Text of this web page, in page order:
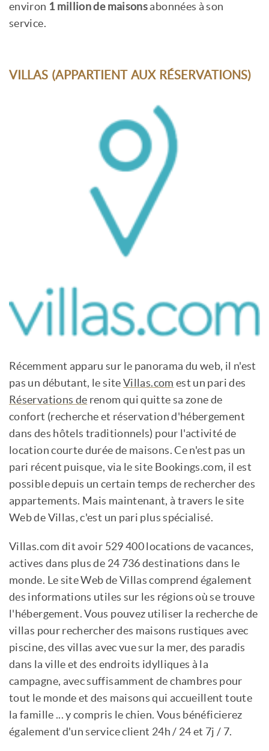
environ 1 million de maisons abonnées à son
service.
VILLAS (APPARTIENT AUX RÉSERVATIONS)
Récemment apparu sur le panorama du web, il n'est
pas un débutant, le site Villas.com est un pari des
Réservations de renom qui quitte sa zone de
confort (recherche et réservation d'hébergement
dans des hôtels traditionnels) pour l'activité de
location courte durée de maisons. Ce n'est pas un
pari récent puisque, via le site Bookings.com, il est
possible depuis un certain temps de rechercher des
appartements. Mais maintenant, à travers le site
Web de Villas, c'est un pari plus spécialisé.
Villas.com dit avoir 529 400 locations de vacances,
actives dans plus de 24 736 destinations dans le
monde. Le site Web de Villas comprend également
des informations utiles sur les régions où se trouve
l'hébergement. Vous pouvez utiliser la recherche de
villas pour rechercher des maisons rustiques avec
piscine, des villas avec vue sur la mer, des paradis
dans la ville et des endroits idylliques à la
campagne, avec suffisamment de chambres pour
tout le monde et des maisons qui accueillent toute
la famille ... y compris le chien. Vous bénéficierez
également d'un service client 24h / 24 et 7j / 7.